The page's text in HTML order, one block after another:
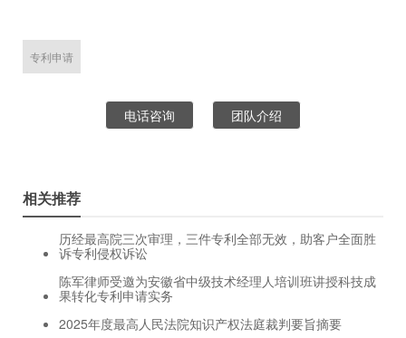
专利申请
电话咨询 团队介绍
相关推荐
历经最高院三次审理，三件专利全部无效，助客户全面胜
诉专利侵权诉讼
陈军律师受邀为安徽省中级技术经理人培训班讲授科技成
果转化专利申请实务
2025年度最高人民法院知识产权法庭裁判要旨摘要